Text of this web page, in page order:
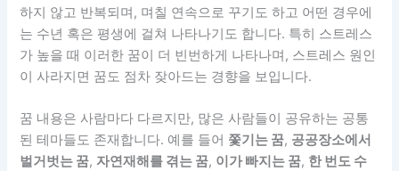
하지 않고 반복되며, 며칠 연속으로 꾸기도 하고 어떤 경우에
는 수년 혹은 평생에 걸쳐 나타나기도 합니다. 특히 스트레스
가 높을 때 이러한 꿈이 더 빈번하게 나타나며, 스트레스 원인
이 사라지면 꿈도 점차 잦아드는 경향을 보입니다.
꿈 내용은 사람마다 다르지만, 많은 사람들이 공유하는 공통
된 테마들도 존재합니다. 예를 들어 쫓기는 꿈, 공공장소에서
벌거벗는 꿈, 자연재해를 겪는 꿈, 이가 빠지는 꿈, 한 번도 수